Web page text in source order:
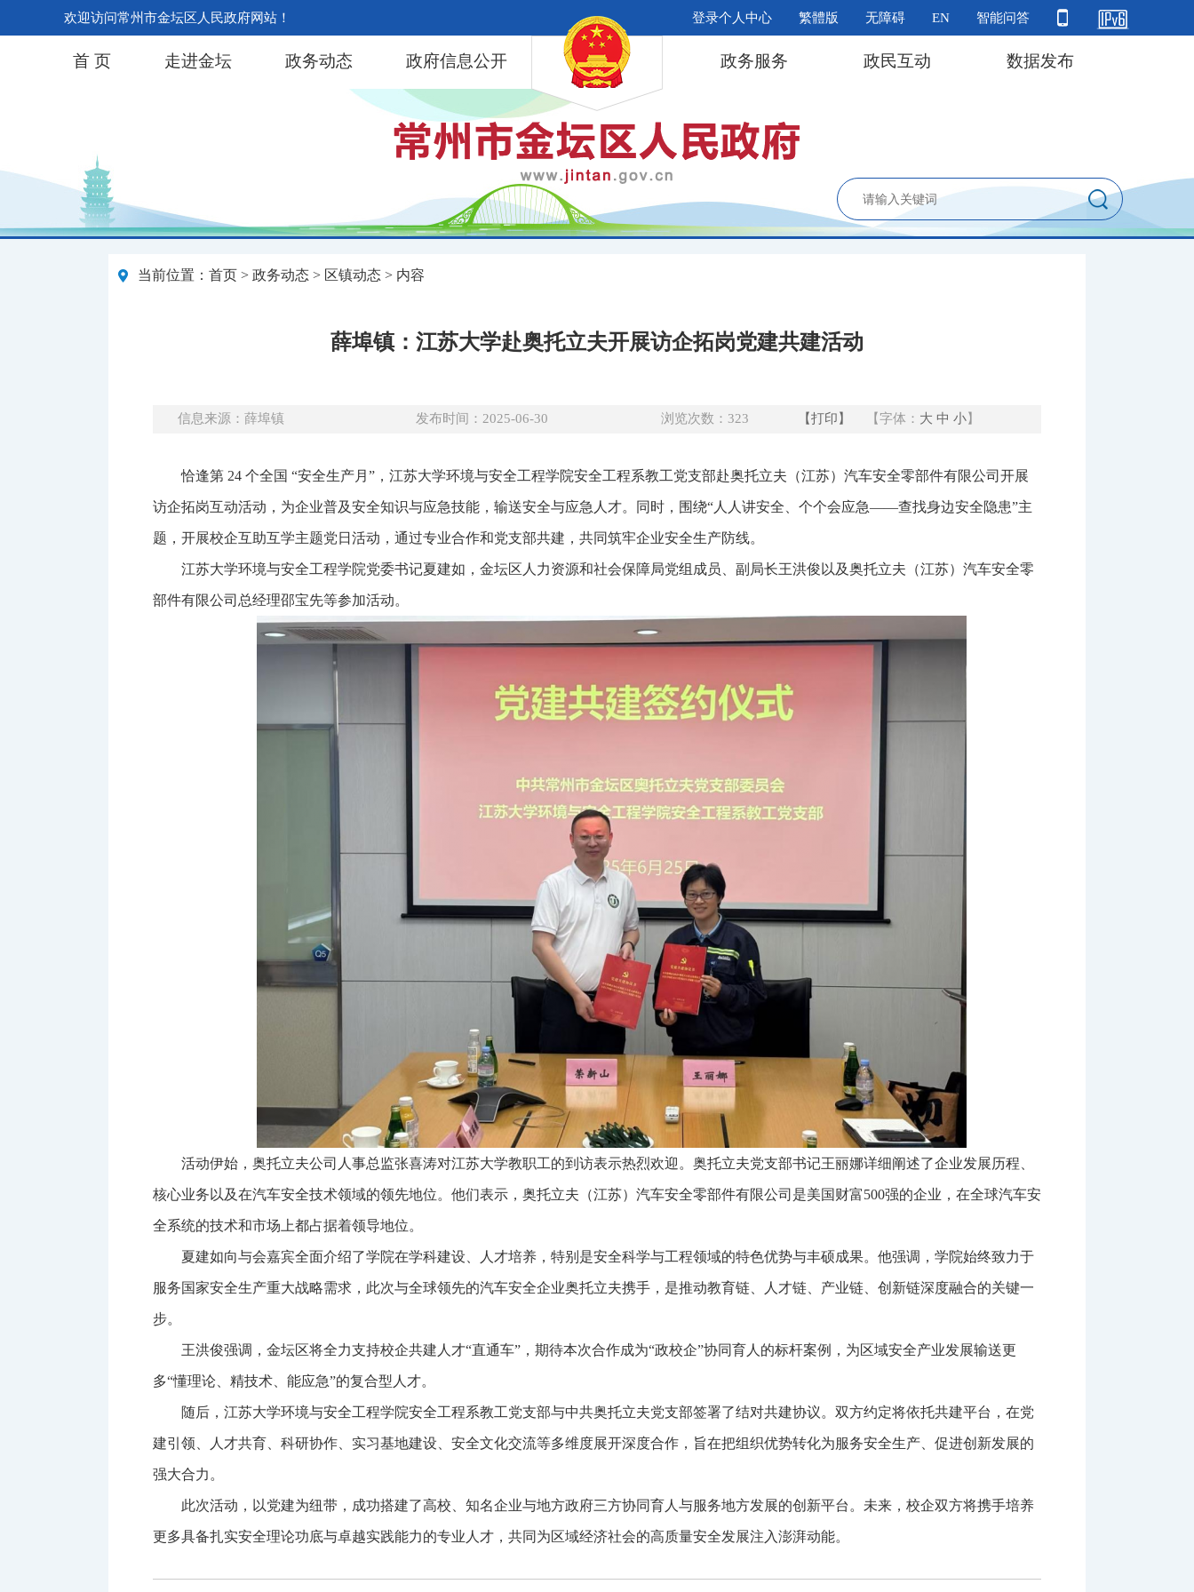
欢迎访问常州市金坛区人民政府网站！ 登录个人中心 繁體版 无障碍 EN 智能问答
首 页 走进金坛 政务动态 政府信息公开 政务服务 政民互动 数据发布
当前位置： 首页 > 政务动态 > 区镇动态 > 内容
薛埠镇：江苏大学赴奥托立夫开展访企拓岗党建共建活动
信息来源：薛埠镇 发布时间：2025-06-30 浏览次数： 323 【打印】 【字体： 大 中 小】
恰逢第 24 个全国 “安全生产月”，江苏大学环境与安全工程学院安全工程系教工党支部赴奥托立夫（江苏）汽车安全零部件有限公司开展
访企拓岗互动活动，为企业普及安全知识与应急技能，输送安全与应急人才。同时，围绕“人人讲安全、个个会应急——查找身边安全隐患”主
题，开展校企互助互学主题党日活动，通过专业合作和党支部共建，共同筑牢企业安全生产防线。
江苏大学环境与安全工程学院党委书记夏建如，金坛区人力资源和社会保障局党组成员、副局长王洪俊以及奥托立夫（江苏）汽车安全零
部件有限公司总经理邵宝先等参加活动。
活动伊始，奥托立夫公司人事总监张喜涛对江苏大学教职工的到访表示热烈欢迎。奥托立夫党支部书记王丽娜详细阐述了企业发展历程、
核心业务以及在汽车安全技术领域的领先地位。他们表示，奥托立夫（江苏）汽车安全零部件有限公司是美国财富500强的企业，在全球汽车安
全系统的技术和市场上都占据着领导地位。
夏建如向与会嘉宾全面介绍了学院在学科建设、人才培养，特别是安全科学与工程领域的特色优势与丰硕成果。他强调，学院始终致力于
服务国家安全生产重大战略需求，此次与全球领先的汽车安全企业奥托立夫携手，是推动教育链、人才链、产业链、创新链深度融合的关键一
步。
王洪俊强调，金坛区将全力支持校企共建人才“直通车”，期待本次合作成为“政校企”协同育人的标杆案例，为区域安全产业发展输送更
多“懂理论、精技术、能应急”的复合型人才。
随后，江苏大学环境与安全工程学院安全工程系教工党支部与中共奥托立夫党支部签署了结对共建协议。双方约定将依托共建平台，在党
建引领、人才共育、科研协作、实习基地建设、安全文化交流等多维度展开深度合作，旨在把组织优势转化为服务安全生产、促进创新发展的
强大合力。
此次活动，以党建为纽带，成功搭建了高校、知名企业与地方政府三方协同育人与服务地方发展的创新平台。未来，校企双方将携手培养
更多具备扎实安全理论功底与卓越实践能力的专业人才，共同为区域经济社会的高质量安全发展注入澎湃动能。